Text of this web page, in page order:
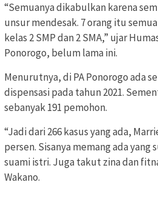
“Semuanya dikabulkan karena
unsur mendesak. 7 orang itu
kelas 2 SMP dan 2 SMA,” ujar
Ponorogo, belum lama ini.
Menurutnya, di PA Ponorogo ada
dispensasi pada tahun 2021.
sebanyak 191 pemohon.
“Jadi dari 266 kasus yang ada,
persen. Sisanya memang ada
suami istri. Juga takut zina dan
Wakano.